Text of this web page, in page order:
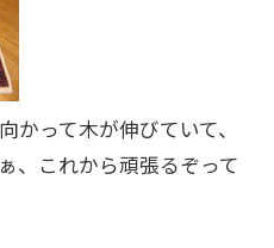
かって木が伸びていて、
、これから頑張るぞって